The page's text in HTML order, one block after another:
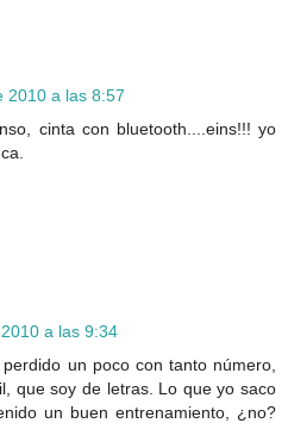
2010 a las 8:57
cinta con bluetooth....eins!!! yo
a las 9:34
un poco con tanto número,
que soy de letras. Lo que yo saco
un buen entrenamiento, ¿no?